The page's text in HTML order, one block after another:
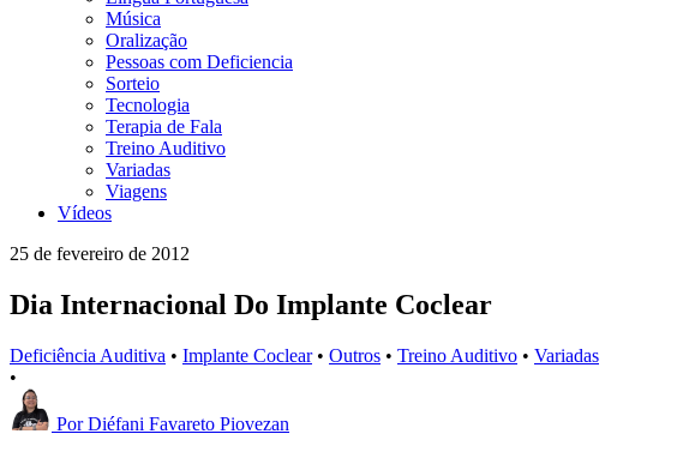
Música
Oralização
Pessoas com Deficiencia
Sorteio
Tecnologia
Terapia de Fala
Treino Auditivo
Variadas
Viagens
Vídeos
25 de fevereiro de 2012
Dia Internacional Do Implante Coclear
Deficiência Auditiva • Implante Coclear • Outros • Treino Auditivo • Variadas
•
Por Diéfani Favareto Piovezan